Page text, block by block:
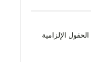
الحقول الإلزامية